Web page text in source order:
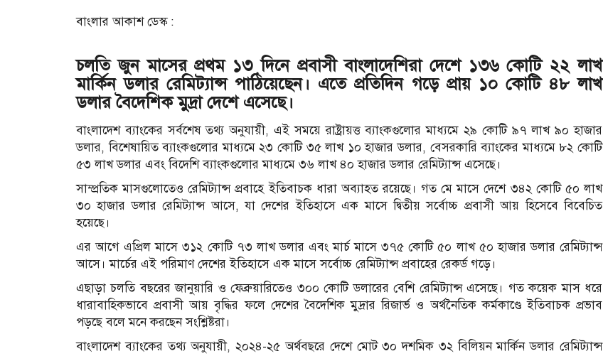
বাংলার আকাশ ডেস্ক :
চলতি জুন মাসের প্রথম ১৩ দিনে প্রবাসী বাংলাদেশিরা দেশে ১৩৬ কোটি ২২ লাখ
মার্কিন ডলার রেমিট্যান্স পাঠিয়েছেন। এতে প্রতিদিন গড়ে প্রায় ১০ কোটি ৪৮ লাখ
ডলার বৈদেশিক মুদ্রা দেশে এসেছে।
বাংলাদেশ ব্যাংকের সর্বশেষ তথ্য অনুযায়ী, এই সময়ে রাষ্ট্রায়ত্ত ব্যাংকগুলোর মাধ্যমে ২৯ কোটি ৯৭ লাখ ৯০ হাজার
ডলার, বিশেষায়িত ব্যাংকগুলোর মাধ্যমে ২৩ কোটি ৩৫ লাখ ১০ হাজার ডলার, বেসরকারি ব্যাংকের মাধ্যমে ৮২ কোটি
৫৩ লাখ ডলার এবং বিদেশি ব্যাংকগুলোর মাধ্যমে ৩৬ লাখ ৪০ হাজার ডলার রেমিট্যান্স এসেছে।
সাম্প্রতিক মাসগুলোতেও রেমিট্যান্স প্রবাহে ইতিবাচক ধারা অব্যাহত রয়েছে। গত মে মাসে দেশে ৩৪২ কোটি ৫০ লাখ
৩০ হাজার ডলার রেমিট্যান্স আসে, যা দেশের ইতিহাসে এক মাসে দ্বিতীয় সর্বোচ্চ প্রবাসী আয় হিসেবে বিবেচিত
হয়েছে।
এর আগে এপ্রিল মাসে ৩১২ কোটি ৭৩ লাখ ডলার এবং মার্চ মাসে ৩৭৫ কোটি ৫০ লাখ ৫০ হাজার ডলার রেমিট্যান্স
আসে। মার্চের এই পরিমাণ দেশের ইতিহাসে এক মাসে সর্বোচ্চ রেমিট্যান্স প্রবাহের রেকর্ড গড়ে।
এছাড়া চলতি বছরের জানুয়ারি ও ফেব্রুয়ারিতেও ৩০০ কোটি ডলারের বেশি রেমিট্যান্স এসেছে। গত কয়েক মাস ধরে
ধারাবাহিকভাবে প্রবাসী আয় বৃদ্ধির ফলে দেশের বৈদেশিক মুদ্রার রিজার্ভ ও অর্থনৈতিক কর্মকাণ্ডে ইতিবাচক প্রভাব
পড়ছে বলে মনে করছেন সংশ্লিষ্টরা।
বাংলাদেশ ব্যাংকের তথ্য অনুযায়ী, ২০২৪-২৫ অর্থবছরে দেশে মোট ৩০ দশমিক ৩২ বিলিয়ন মার্কিন ডলার রেমিট্যান্স